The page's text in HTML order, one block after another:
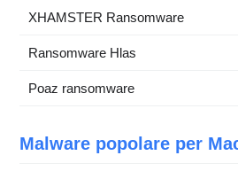
XHAMSTER Ransomware
Ransomware Hlas
Poaz ransomware
Malware popolare per